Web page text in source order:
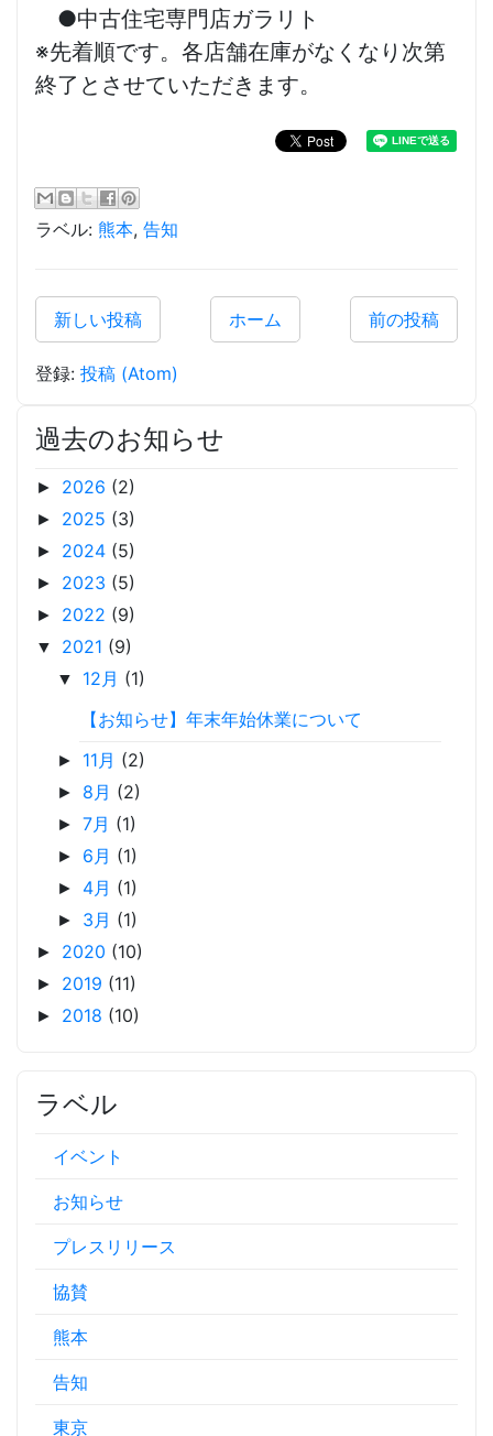
●中古住宅専門店ガラリト
※先着順です。各店舗在庫がなくなり次第
終了とさせていただきます。
ラベル: 熊本, 告知
新しい投稿 前の投稿
ホーム
登録: 投稿 (Atom)
過去のお知らせ
► 2026 (2)
► 2025 (3)
► 2024 (5)
► 2023 (5)
► 2022 (9)
▼ 2021 (9)
▼ 12月 (1)
【お知らせ】年末年始休業について
► 11月 (2)
► 8月 (2)
►7月 (1)
► 6月 (1)
► 4月 (1)
► 3月 (1)
► 2020 (10)
► 2019 (11)
► 2018 (10)
ラベル
イベント
お知らせ
プレスリリース
協賛
熊本
告知
東京